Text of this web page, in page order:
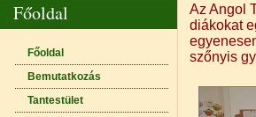
Főoldal
Főoldal
Bemutatkozás
Tantestület
Az Angol
diákokat
szőnyis